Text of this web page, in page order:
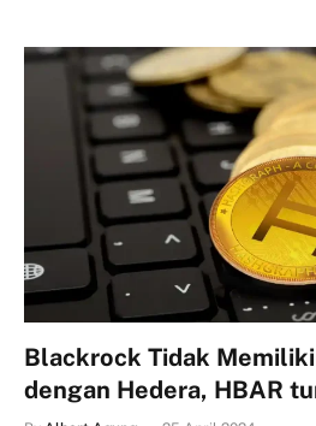
Blackrock Tidak
dengan Hedera, HBAR